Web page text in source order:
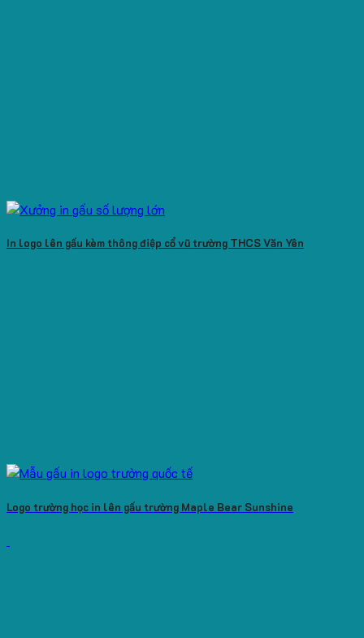
In logo lên gấu kèm thông điệp cổ vũ trường THCS Văn Yên
Logo trường học in lên gấu trường Maple Bear Sunshine